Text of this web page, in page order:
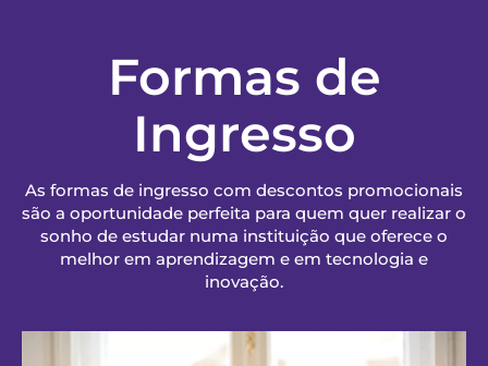
Formas de
Ingresso
As formas de ingresso com descontos promocionais
são a oportunidade perfeita para quem quer realizar o
sonho de estudar numa instituição que oferece o
melhor em aprendizagem e em tecnologia e
inovação.